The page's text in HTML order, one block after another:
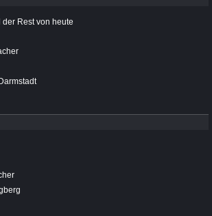
der Rest von heute